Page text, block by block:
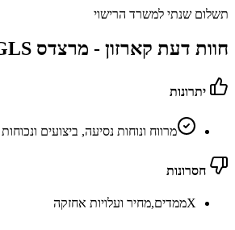
תשלום שנתי למשרד הרישוי
חוות דעת קארזון - מרצדס GLS
יתרונות
מרווח ונוחות נסיעה, ביצועים
חסרונות
Xממדים,מחיר ועלויות אחזקה